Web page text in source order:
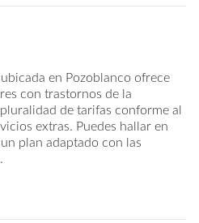
en Pozoblanco ofrece
con trastornos de la
de tarifas conforme al
extras. Puedes hallar en
plan adaptado con las